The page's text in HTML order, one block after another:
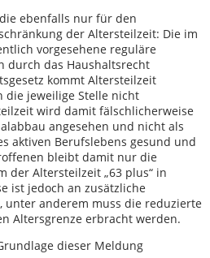
ebenfalls nur für den
der Altersteilzeit: Die im
vorgesehene reguläre
durch das Haushaltsrecht
kommt Altersteilzeit
die jeweilige Stelle nicht
wird damit fälschlicherweise
angesehen und nicht als
aktiven Berufslebens gesund und
bleibt damit nur die
der Altersteilzeit „63 plus“ in
ist jedoch an zusätzliche
unter anderem muss die reduzierte
Altersgrenze erbracht werden.
dieser Meldung